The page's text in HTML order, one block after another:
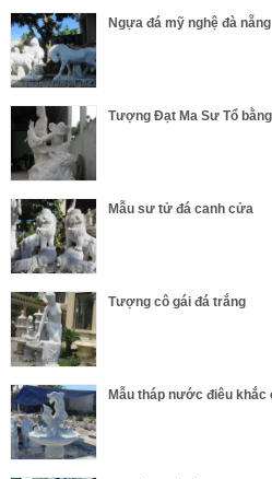
Ngựa đá mỹ nghệ đà nẵng
Tượng Đạt Ma Sư Tổ
Mẫu sư tử đá canh cửa
Tượng cô gái đá trắng
Mẫu tháp nước điêu khắc